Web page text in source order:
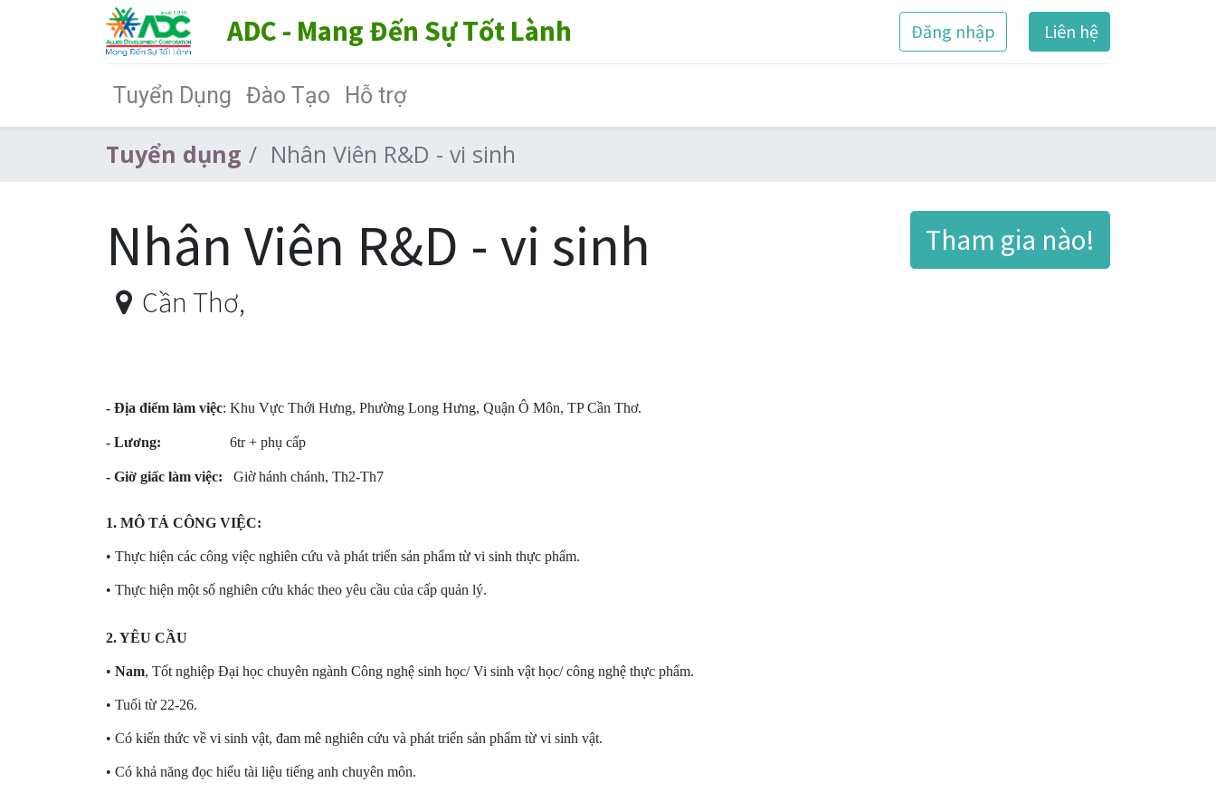
ADC - Mang Đến Sự Tốt Lành Đăng nhập Liên hệ
Tuyển Dụng Đào Tạo Hỗ trợ
Tuyển dụng Nhân Viên R&D - vi sinh
Tham gia nào!
Nhân Viên R&D - vi sinh
Cần Thơ,
- Địa điểm làm việc: Khu Vực Thới Hưng, Phường Long Hưng, Quận Ô Môn, TP Cần Thơ.
- Lương: 6tr + phụ cấp
- Giờ giấc làm việc: Giờ hánh chánh, Th2-Th7
1. MÔ TẢ CÔNG VIỆC:
• Thực hiện các công việc nghiên cứu và phát triển sản phẩm từ vi sinh thực phẩm.
• Thực hiện một số nghiên cứu khác theo yêu cầu của cấp quản lý.
2. YÊU CẦU
• Nam, Tốt nghiệp Đại học chuyên ngành Công nghệ sinh học/ Vi sinh vật học/ công nghệ thực phẩm.
• Tuổi từ 22-26.
• Có kiến thức về vi sinh vật, đam mê nghiên cứu và phát triển sản phẩm từ vi sinh vật.
• Có khả năng đọc hiểu tài liệu tiếng anh chuyên môn.